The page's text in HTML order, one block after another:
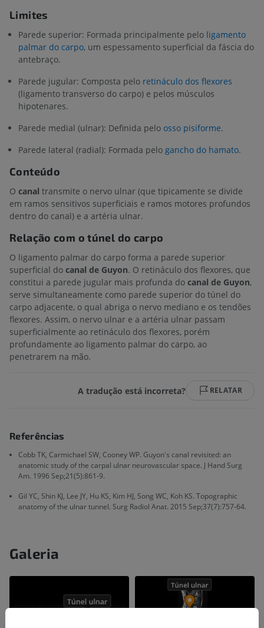
Limites
Parede superior: Formada principalmente pelo ligamento
palmar do carpo, um espessamento superficial da fáscia do
antebraço.
Parede jugular: Composta pelo retináculo dos flexores
(ligamento transverso do carpo) e pelos músculos
hipotenares.
Parede medial (ulnar): Definida pelo osso pisiforme.
Parede lateral (radial): Formada pelo gancho do hamato.
Conteúdo
O canal transmite o nervo ulnar (que tipicamente se divide
em ramos sensitivos superficiais e ramos motores profundos
dentro do canal) e a artéria ulnar.
Relação com o túnel do carpo
O ligamento palmar do carpo forma a parede superior
superficial do canal de Guyon. O retináculo dos flexores, que
constitui a parede jugular mais profunda do canal de Guyon,
serve simultaneamente como parede superior do túnel do
carpo adjacente, o qual abriga o nervo mediano e os tendões
flexores. Assim, o nervo ulnar e a artéria ulnar passam
superficialmente ao retináculo dos flexores, porém
profundamente ao ligamento palmar do carpo, ao
penetrarem na mão.
A tradução está incorreta? RELATAR
Referências
Cobb TK, Carmichael SW, Cooney WP. Guyon's canal revisited: an
anatomic study of the carpal ulnar neurovascular space. J Hand Surg
Am. 1996 Sep;21(5):861-9.
Gil YC, Shin KJ, Lee JY, Hu KS, Kim HJ, Song WC, Koh KS. Topographic
anatomy of the ulnar tunnel. Surg Radiol Anat. 2015 Sep;37(7):757-64.
Galeria